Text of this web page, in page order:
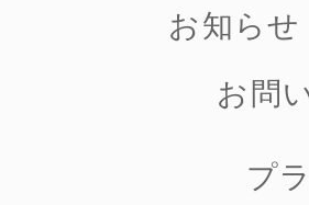
お知らせ
お問
プ